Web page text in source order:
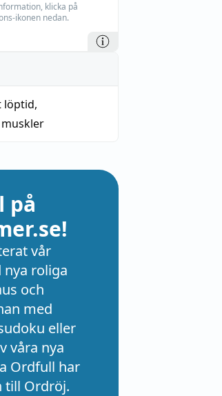
klicka på
ikonen nedan.
löptid,
på
vår
nya roliga
och
med
eller
våra nya
Ordfull har
till Ordröj.